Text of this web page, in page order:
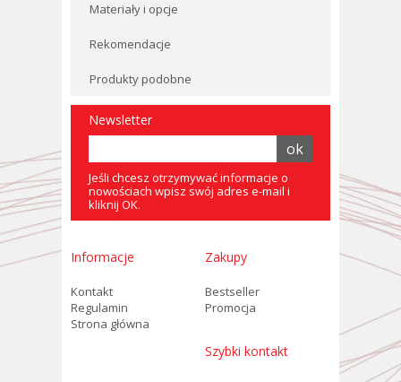
Materiały i opcje
Rekomendacje
Produkty podobne
Newsletter
Jeśli chcesz otrzymywać informacje o
nowościach wpisz swój adres e-mail i
kliknij OK.
Informacje
Kontakt
Regulamin
Strona główna
Zakupy
Bestseller
Promocja
Szybki kontakt